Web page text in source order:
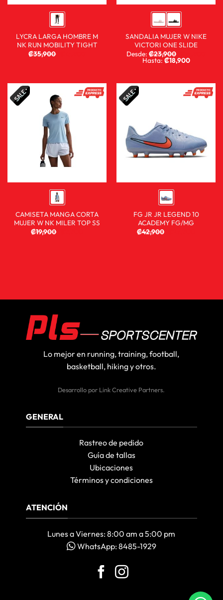
LYCRA LARGA HOMBRE M
NK RUN MOBILITY TIGHT
₡35,900
SANDALIA MUJER W NIKE
VICTORI ONE SLIDE
Desde: ₡23,900
Hasta:₡18,900
CAMISETA MANGA CORTA
MUJER W NK MILER TOP SS
₡19,900
FG JR JR LEGEND 10
ACADEMY FG/MG
₡42,900
Lo mejor en running, training, football,
basketball, hiking y otros.
Desarrollo por Link Creative Partners.
GENERAL
Rastreo de pedido
Guía de tallas
Ubicaciones
Términos y condiciones
ATENCIÓN
Lunes a Viernes: 8:00 am a 5:00 pm
WhatsApp: 8485-1929